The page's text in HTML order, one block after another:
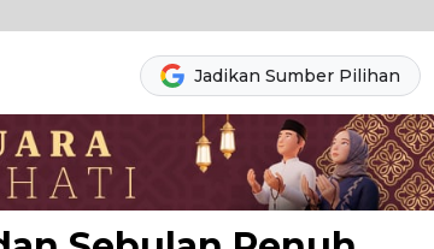
Jadikan Sumber Pilihan